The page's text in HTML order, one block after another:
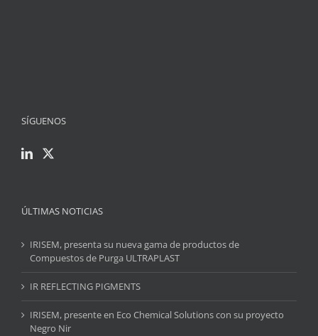
SÍGUENOS
ÚLTIMAS NOTICIAS
IRISEM, presenta su nueva gama de productos de
Compuestos de Purga ULTRAPLAST
IR REFLECTING PIGMENTS
IRISEM, presente en Eco Chemical Solutions con su proyecto
Negro Nir